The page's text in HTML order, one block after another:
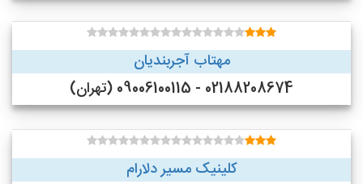
مهتاب آجربندیان
02188208674 - 09006100115 (تهران)
کلینیک مسیر دلارام